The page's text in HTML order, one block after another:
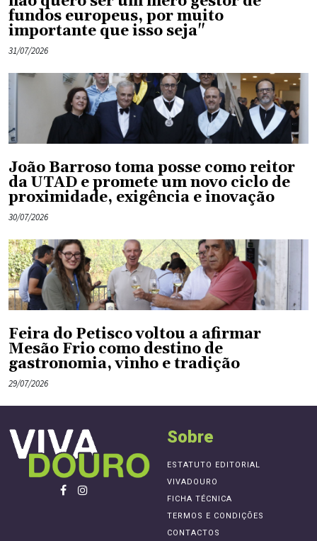
fundos europeus, por muito
importante que isso seja"
31/07/2026
João Barroso toma posse como reitor
da UTAD e promete um novo ciclo de
proximidade, exigência e inovação
30/07/2026
Feira do Petisco voltou a afirmar
Mesão Frio como destino de
gastronomia, vinho e tradição
29/07/2026
Sobre
ESTATUTO EDITORIAL
VIVADOURO
FICHA TÉCNICA
TERMOS E CONDIÇÕES
CONTACTOS